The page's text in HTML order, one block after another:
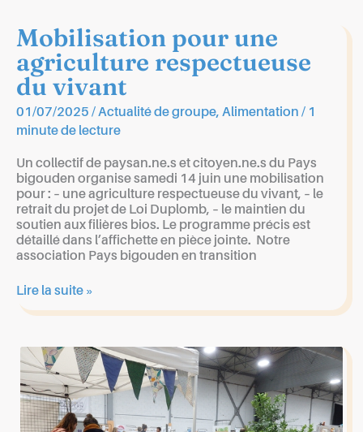
Mobilisation pour une
agriculture respectueuse
du vivant
01/07/2025 /Actualité de groupe, Alimentation / 1
minute de lecture
Un collectif de paysan.ne.s et citoyen.ne.s du Pays
bigouden organise samedi 14 juin une mobilisation
pour : – une agriculture respectueuse du vivant, – le
retrait du projet de Loi Duplomb, – le maintien du
soutien aux filières bios. Le programme précis est
détaillé dans l’affichette en pièce jointe. Notre
association Pays bigouden en transition
Mobilisation
pour
respectueuse
du
vivant
Lire la suite »